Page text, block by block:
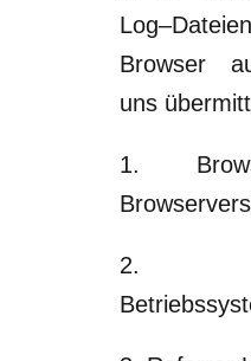
Log–
Browser
uns
1.
2